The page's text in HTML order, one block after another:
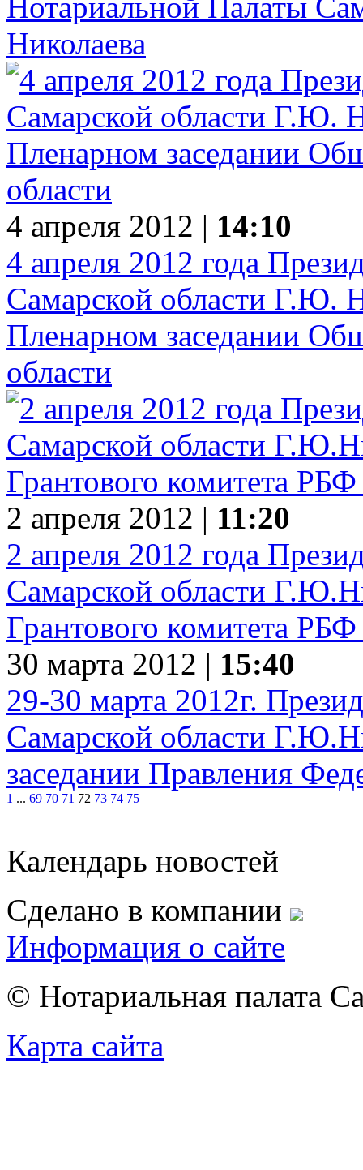
Нотариальной Палаты
Николаева
4 апреля 2012 | 14:10
4 апреля 2012 года
Самарской области Г.Ю.
Пленарном заседании
области
2 апреля 2012 | 11:20
2 апреля 2012 года
Самарской области
Грантового комитета
30 марта 2012 | 15:40
29-30 марта 2012г.
Самарской области
заседании Правления
1 ... 69 70 71 72 73 74 75
Календарь новостей
Сделано в компании
Информация о сайте
© Нотариальная палата
Карта сайта